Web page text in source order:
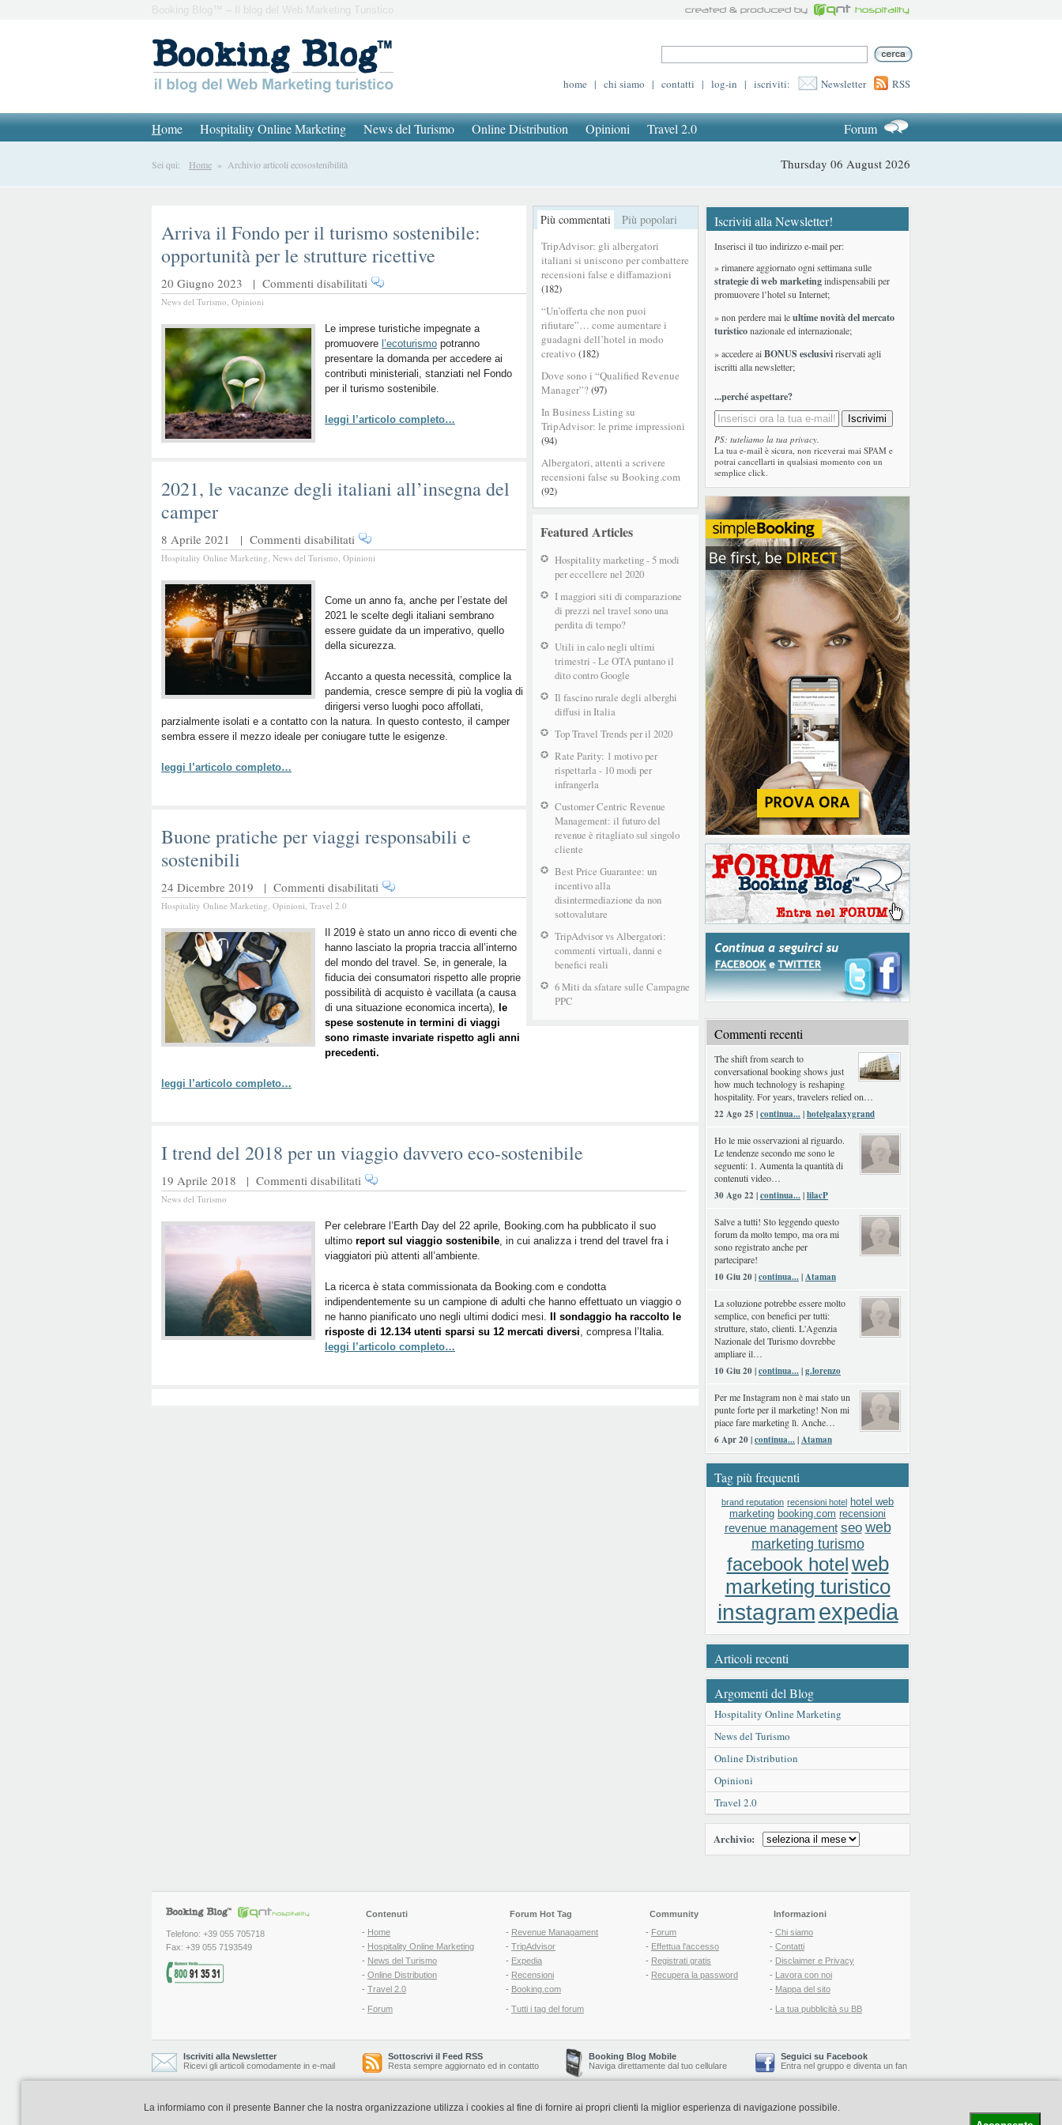
Booking Blog™ – Il blog del Web Marketing Turistico
home | chi siamo | contatti | log-in | iscriviti: Newsletter RSS
Home Hospitality Online Marketing News del Turismo Online Distribution Opinioni Travel 2.0 Forum
Sei qui: Home » Archivio articoli ecosostenibilità Thursday 06 August 2026
Più commentati Più popolari
TripAdvisor: gli albergatori
italiani si uniscono per combattere
recensioni false e diffamazioni
(182)
“Un’offerta che non puoi
rifiutare”… come aumentare i
guadagni dell’hotel in modo
creativo (182)
Dove sono i “Qualified Revenue
Manager”?(97)
In Business Listing su
TripAdvisor: le prime impressioni
(94)
Albergatori, attenti a scrivere
recensioni false su Booking.com
(92)
Featured Articles
Hospitality marketing - 5 modi
per eccellere nel 2020
I maggiori siti di comparazione
di prezzi nel travel sono una
perdita di tempo?
Utili in calo negli ultimi
trimestri - Le OTA puntano il
dito contro Google
Il fascino rurale degli alberghi
diffusi in Italia
Top Travel Trends per il 2020
Rate Parity: 1 motivo per
rispettarla - 10 modi per
infrangerla
Customer Centric Revenue
Management: il futuro del
revenue è ritagliato sul singolo
cliente
Best Price Guarantee: un
incentivo alla
disintermediazione da non
sottovalutare
TripAdvisor vs Albergatori:
commenti virtuali, danni e
benefici reali
6 Miti da sfatare sulle Campagne
PPC
Arriva il Fondo per il turismo sostenibile:
opportunità per le strutture ricettive
20 Giugno 2023 | Commenti disabilitati su
Arriva
Fondo
per
il
turismo
sostenibile:
per
News del Turismo, Opinioni
Le imprese turistiche impegnate a
promuovere l’ecoturismo potranno
presentare la domanda per accedere ai
contributi ministeriali, stanziati nel Fondo
per il turismo sostenibile.
leggi l’articolo completo…
2021, le vacanze degli italiani all’insegna del
camper
8 Aprile 2021 | Commenti disabilitati su
2021,
degli
italiani
all’insegna
del
Hospitality Online Marketing, News del Turismo, Opinioni
Come un anno fa, anche per l’estate del
2021 le scelte degli italiani sembrano
essere guidate da un imperativo, quello
della sicurezza.
Accanto a questa necessità, complice la
pandemia, cresce sempre di più la voglia di
dirigersi verso luoghi poco affollati,
parzialmente isolati e a contatto con la natura. In questo contesto, il camper
sembra essere il mezzo ideale per coniugare tutte le esigenze.
leggi l’articolo completo…
Buone pratiche per viaggi responsabili e
sostenibili
24 Dicembre 2019 | Commenti disabilitati su
Buone
per
viaggi
responsabili
e
sostenibili
Hospitality Online Marketing, Opinioni, Travel 2.0
Il 2019 è stato un anno ricco di eventi che
hanno lasciato la propria traccia all’interno
del mondo del travel. Se, in generale, la
fiducia dei consumatori rispetto alle proprie
possibilità di acquisto è vacillata (a causa
di una situazione economica incerta), le
spese sostenute in termini di viaggi
sono rimaste invariate rispetto agli anni
precedenti.
leggi l’articolo completo…
I trend del 2018 per un viaggio davvero eco-sostenibile
19 Aprile 2018 | Commenti disabilitati su
I
del
2018
per
viaggio
davvero
eco-
sostenibile
News del Turismo
Per celebrare l’Earth Day del 22 aprile, Booking.com ha pubblicato il suo
ultimo report sul viaggio sostenibile, in cui analizza i trend del travel fra i
viaggiatori più attenti all’ambiente.
La ricerca è stata commissionata da Booking.com e condotta
indipendentemente su un campione di adulti che hanno effettuato un viaggio o
ne hanno pianificato uno negli ultimi dodici mesi.
Il sondaggio ha raccolto le
risposte di 12.134 utenti sparsi su 12 mercati diversi, compresa l’Italia.
leggi l’articolo completo…
Iscriviti alla Newsletter!
Inserisci il tuo indirizzo e-mail per:
» rimanere aggiornato ogni settimana sulle
strategie di web marketingindispensabili per
promuovere l’hotel su Internet;
» non perdere mai leultime novità del mercato
turisticonazionale ed internazionale;
» accedere aiBONUS esclusiviriservati agli
iscritti alla newsletter;
...perché aspettare?
PS: tuteliamo la tua privacy.
La tua e-mail è sicura, non riceverai mai SPAM e
potrai cancellarti in qualsiasi momento con un
semplice click.
Commenti recenti
The shift from search to
conversational booking shows just
how much technology is reshaping
hospitality. For years, travelers relied on…
22 Ago 25 |continua...|hotelgalaxygrand
Ho le mie osservazioni al riguardo.
Le tendenze secondo me sono le
seguenti: 1. Aumenta la quantità di
contenuti video…
30 Ago 22 |continua...|lilacP
Salve a tutti! Sto leggendo questo
forum da molto tempo, ma ora mi
sono registrato anche per
partecipare!
10 Giu 20 |continua...|Ataman
La soluzione potrebbe essere molto
semplice, con benefici per tutti:
strutture, stato, clienti. L'Agenzia
Nazionale del Turismo dovrebbe
ampliare il…
10 Giu 20 |continua...|g.lorenzo
Per me Instagram non è mai stato un
punte forte per il marketing! Non mi
piace fare marketing lì. Anche…
6 Apr 20 |continua...|Ataman
Tag più frequenti
brand reputation recensioni hotel hotel web
marketing booking.com recensioni
revenue management seo web
marketing turismo
facebook hotelweb
marketing turistico
instagramexpedia
Articoli recenti
Argomenti del Blog
Hospitality Online Marketing
News del Turismo
Online Distribution
Opinioni
Travel 2.0
Archivio:
Telefono: +39 055 705718
Fax: +39 055 7193549
Contenuti
- Home
- Hospitality Online Marketing
- News del Turismo
- Online Distribution
- Travel 2.0
- Forum
Forum Hot Tag
- Revenue Managament
- TripAdvisor
- Expedia
- Recensioni
- Booking.com
- Tutti i tag del forum
Community
- Forum
- Effettua l'accesso
- Registrati gratis
- Recupera la password
Informazioni
- Chi siamo
- Contatti
- Disclaimer e Privacy
- Lavora con noi
- Mappa del sito
- La tua pubblicità su BB
Iscriviti alla Newsletter
Ricevi gli articoli comodamente in e-mail
Sottoscrivi il Feed RSS
Resta sempre aggiornato ed in contatto
Booking Blog Mobile
Naviga direttamente dal tuo cellulare
Seguici su Facebook
Entra nel gruppo e diventa un fan
Booking Blog è realizzato e curato da Copyright © 2006-2026 QNT S.r.l. Socio Unico -www.qnt.it-Booking Blog™ -Il blog del Web Marketing Turistico
La informiamo con il presente Banner che la nostra organizzazione utilizza i cookies al fine di fornire ai propri clienti la miglior esperienza di navigazione possibile.